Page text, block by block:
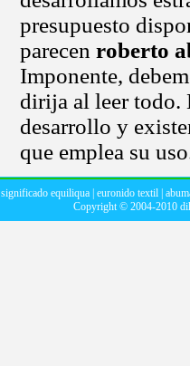
presupuesto
parecen roberto
Imponente,
dirija al leer todo.
desarrollo y
que emplea su
significado equiliqua euronido textil
Copyright © 2004-2010